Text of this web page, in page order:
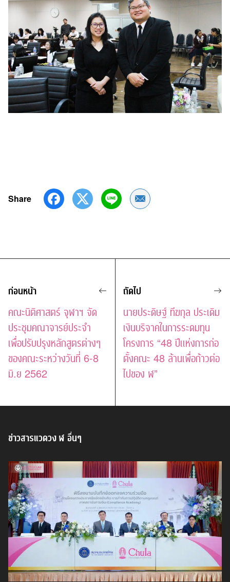
Share Share by Email
ก่อนหน้า
คณะนิติศาสตร์ จุฬาฯ จัด
ประชุมคณาจารย์ประจำ
เพื่อปรับปรุงหลักสูตรต่างๆ
ของคณะระหว่างวันที่ 6-8
มิ.ย 2562
ถัดไป
นายประดิษฐ์ ทีฆกุล ประเดิม
เงินบริจาคในการระดมทุน
โครงการ “48 ปีแห่งการก่อ
ตั้งคณะ 48 ล้านเพื่อก้าวต่อ
ไปของ ฬ”
ข่าวสารแวดวง ฬ อื่นๆ